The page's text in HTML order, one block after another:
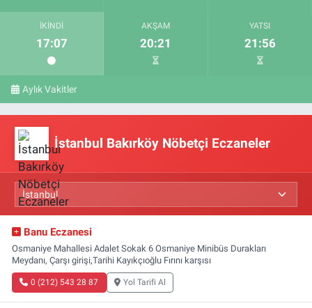
İKINDI
17:07
AKŞAM
20:21
YATSI
21:56
Aylık Vakitler
İstanbul Bakırköy Nöbetçi Eczaneler
Banu Eczanesi
Osmaniye Mahallesi Adalet Sokak 6 Osmaniye Minibüs Durakları
Meydanı, Çarşı girişi,Tarihi Kayıkçıoğlu Fırını karşısı
0 (212) 543 28 87 Yol Tarifi Al